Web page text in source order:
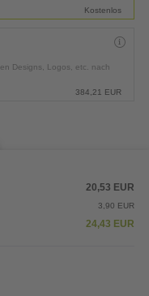
Kostenlos
Designs, Logos, etc. nach
384,21 EUR
20,53 EUR
3,90 EUR
24,43 EUR